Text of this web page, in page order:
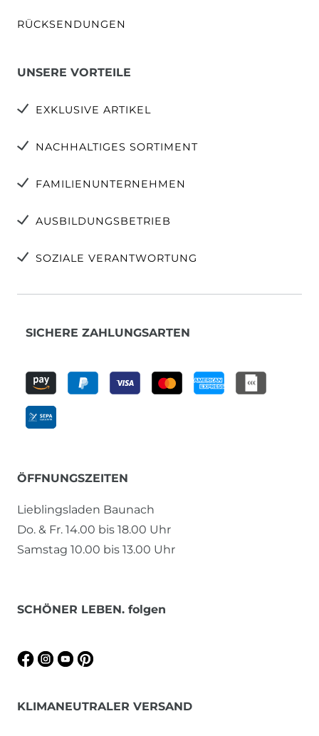
RÜCKSENDUNGEN
UNSERE VORTEILE
EXKLUSIVE ARTIKEL
NACHHALTIGES SORTIMENT
FAMILIENUNTERNEHMEN
AUSBILDUNGSBETRIEB
SOZIALE VERANTWORTUNG
SICHERE ZAHLUNGSARTEN
ÖFFNUNGSZEITEN
Lieblingsladen Baunach
Do. & Fr. 14.00 bis 18.00 Uhr
Samstag 10.00 bis 13.00 Uhr
SCHÖNER LEBEN. folgen
KLIMANEUTRALER VERSAND